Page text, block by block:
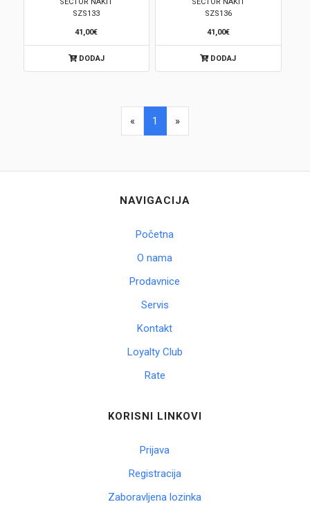
SECTOR NAKIT
SZS133
41,00€
DODAJ
SECTOR NAKIT
SZS136
41,00€
DODAJ
« 1 »
NAVIGACIJA
Početna
O nama
Prodavnice
Servis
Kontakt
Loyalty Club
Rate
KORISNI LINKOVI
Prijava
Registracija
Zaboravljena lozinka